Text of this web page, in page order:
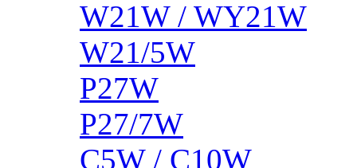
W21W / WY21W
W21/5W
P27W
P27/7W
C5W / C10W